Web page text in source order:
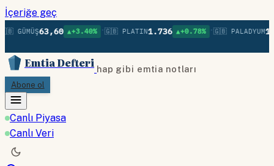
İçeriğe geç
GÜMÜŞ63,60 ▲+3.40% • 🇬🇧 PLATIN1.736 ▲+0.78% • 🇬🇧 PALADYUM
Emtia Defteri hap gibi emtia notları
Abone ol
Canlı Piyasa
Canlı Veri